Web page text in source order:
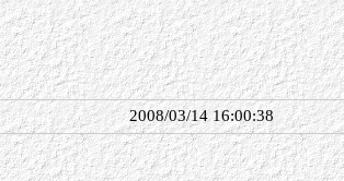
2008/03/14 16:00:38